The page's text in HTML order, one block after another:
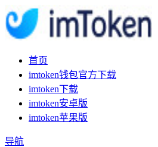
首页
imtoken钱包官方下载
imtoken下载
imtoken安卓版
imtoken苹果版
导航